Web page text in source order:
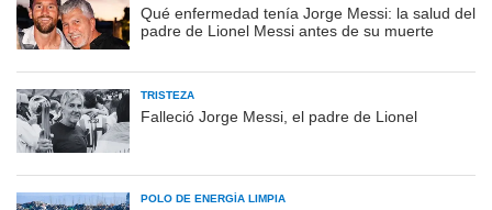
Qué enfermedad tenía Jorge Messi: la salud del
padre de Lionel Messi antes de su muerte
TRISTEZA
Falleció Jorge Messi, el padre de Lionel
POLO DE ENERGÍA LIMPIA